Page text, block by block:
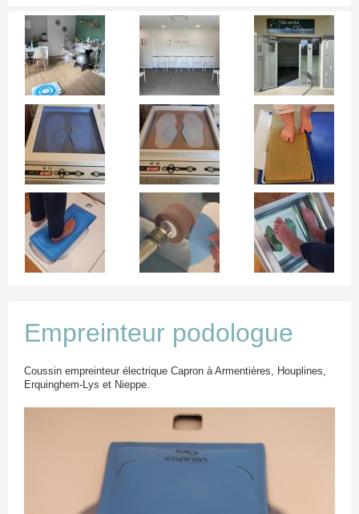
Podo-Pédiatrie
Orthoplastie
Diabétique
Articles
Album du cabinet
Plan d'accès
Contact
Empreinteur podologue
Coussin empreinteur électrique Capron à Armentières, Houplines,
Erquinghem-Lys et Nieppe.